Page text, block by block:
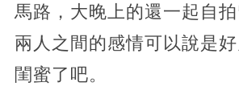
馬路，大晚上的還一起自
兩人之間的感情可以說是
閨蜜了吧。